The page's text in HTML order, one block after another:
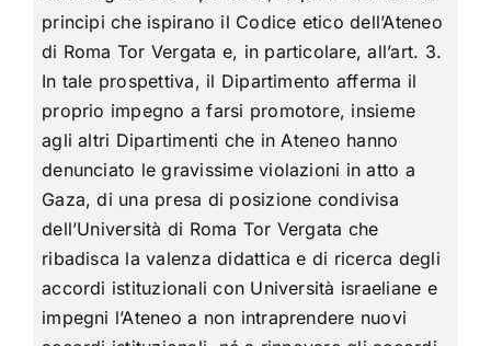
principi che ispirano il Codice etico dell’Ateneo
di Roma Tor Vergata e, in particolare, all’art. 3.
In tale prospettiva, il Dipartimento afferma il
proprio impegno a farsi promotore, insieme
agli altri Dipartimenti che in Ateneo hanno
denunciato le gravissime violazioni in atto a
Gaza, di una presa di posizione condivisa
dell’Università di Roma Tor Vergata che
ribadisca la valenza didattica e di ricerca degli
accordi istituzionali con Università israeliane e
impegni l’Ateneo a non intraprendere nuovi